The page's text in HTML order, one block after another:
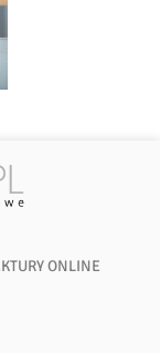
ONLINE